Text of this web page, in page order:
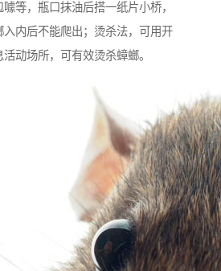
等，瓶口抹油后搭一纸片小桥，
内后不能爬出；烫杀法，可用开
动场所，可有效烫杀蟑螂。